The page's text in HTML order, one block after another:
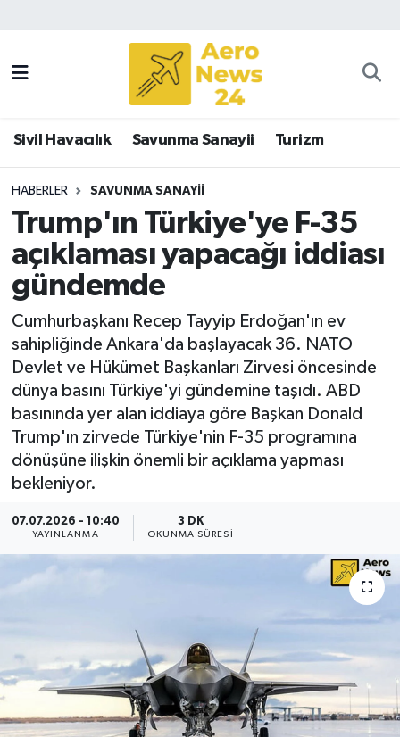
Sivil Havacılık Savunma Sanayii Turizm
HABERLER SAVUNMA SANAYII
Trump'ın Türkiye'ye F-35
açıklaması yapacağı iddiası
gündemde
Cumhurbaşkanı Recep Tayyip Erdoğan'ın ev
sahipliğinde Ankara'da başlayacak 36. NATO
Devlet ve Hükümet Başkanları Zirvesi öncesinde
dünya basını Türkiye'yi gündemine taşıdı. ABD
basınında yer alan iddiaya göre Başkan Donald
Trump'ın zirvede Türkiye'nin F-35 programına
dönüşüne ilişkin önemli bir açıklama yapması
bekleniyor.
07.07.2026 - 10:40
YAYINLANMA
3 DK
OKUNMA SÜRESI